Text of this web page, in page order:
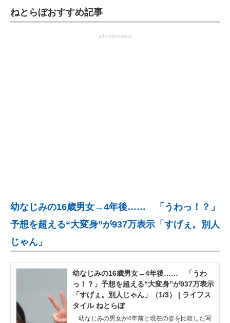
マーケ×ITの今がよく分かる
建設×テクノロジーの最前線
ちょっと気になるネットの話題
ねとらぼおすすめ記事
advertisement
幼なじみの16歳男女→4年後…… 「うわっ！？」
予想を超える“大変身”が937万表示「すげぇ。別人
じゃん」
幼なじみの16歳男女→4年後…… 「うわ
っ！？」予想を超える“大変身”が937万表示
「すげぇ。別人じゃん」（1/3） | ライフス
タイル ねとらぼ
幼なじみの男女が4年前と現在の姿を比較した写